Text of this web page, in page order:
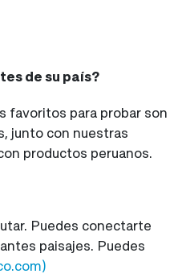
de su país?
favoritos para probar son
junto con nuestras
productos peruanos.
Puedes conectarte
paisajes. Puedes